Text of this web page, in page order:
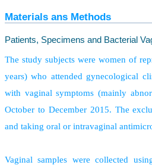
Materials ans Methods
Patients, Specimens and Bacterial
The study subjects were women of
years) who attended gynecological
with vaginal symptoms (mainly
October to December 2015. The
and taking oral or intravaginal
Vaginal samples were collected